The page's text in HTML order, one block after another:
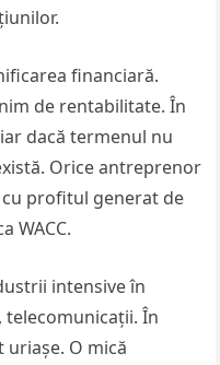
financiară.
de rentabilitate. În
dacă termenul nu
Orice antreprenor
profitul generat de
WACC.
intensive în
În
O mică